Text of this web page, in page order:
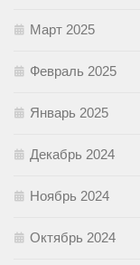
Март 2025
Февраль 2025
Январь 2025
Декабрь 2024
Ноябрь 2024
Октябрь 2024